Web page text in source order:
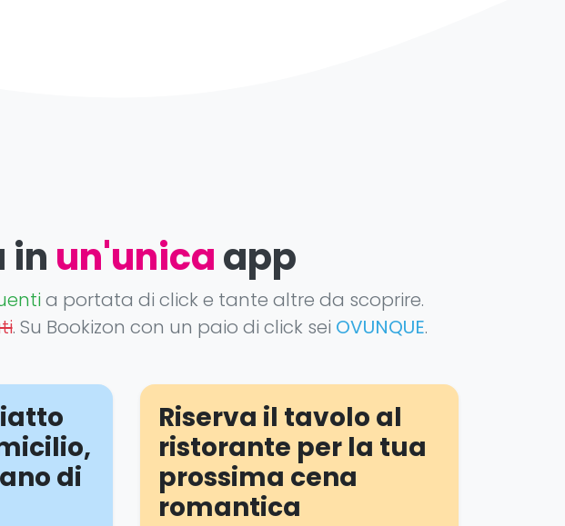
in un'unicaapp
a portata di click e tante altre da scoprire.
. Su Bookizon con un paio di click sei OVUNQUE.
di
Riserva il tavolo al
ristorante per la tua
prossima cena
romantica